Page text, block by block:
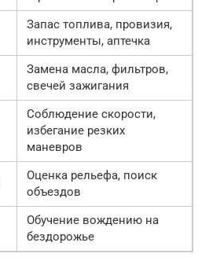
Запас топлива, провизия,
инструменты, аптечка
Замена масла, фильтров,
свечей зажигания
Соблюдение скорости,
избегание резких
маневров
Оценка рельефа, поиск
объездов
Обучение вождению на
бездорожье